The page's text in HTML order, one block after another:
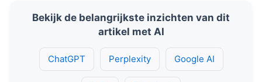
Bekijk de belangrijkste inzichten van dit
artikel met AI
ChatGPT Perplexity Google AI